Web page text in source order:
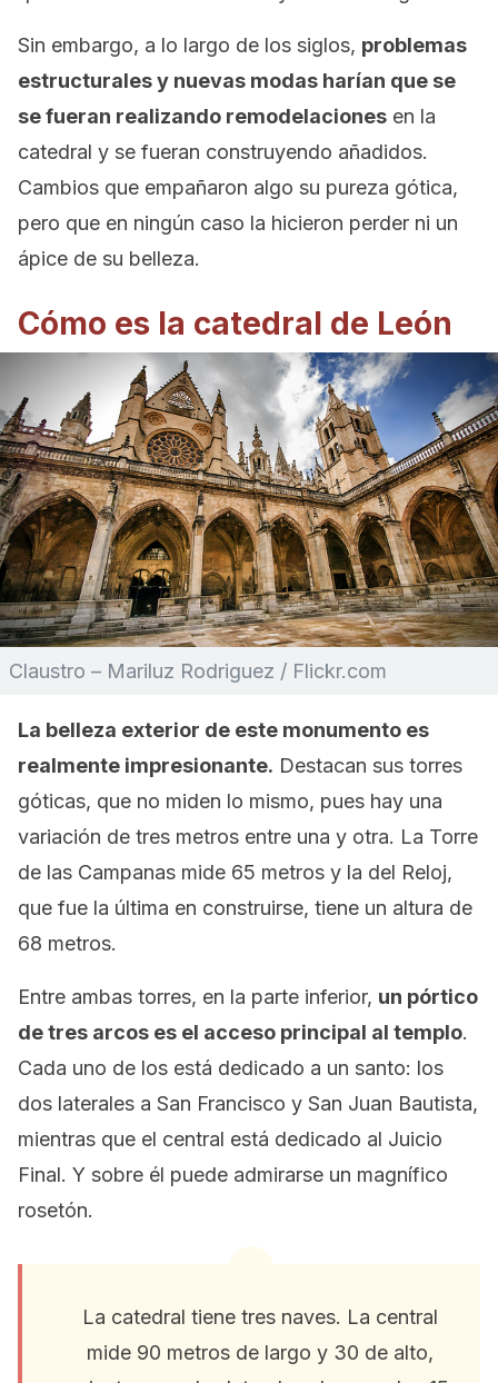
Sin embargo, a lo largo de los siglos, problemas
estructurales y nuevas modas harían que se
se fueran realizando remodelaciones en la
catedral y se fueran construyendo añadidos.
Cambios que empañaron algo su pureza gótica,
pero que en ningún caso la hicieron perder ni un
ápice de su belleza.
Cómo es la catedral de León
Claustro – Mariluz Rodriguez / Flickr.com
La belleza exterior de este monumento es
realmente impresionante. Destacan sus torres
góticas, que no miden lo mismo, pues hay una
variación de tres metros entre una y otra. La Torre
de las Campanas mide 65 metros y la del Reloj,
que fue la última en construirse, tiene un altura de
68 metros.
Entre ambas torres, en la parte inferior, un pórtico
de tres arcos es el acceso principal al templo.
Cada uno de los está dedicado a un santo: los
dos laterales a San Francisco y San Juan Bautista,
mientras que el central está dedicado al Juicio
Final. Y sobre él puede admirarse un magnífico
rosetón.
La catedral tiene tres naves. La central
mide 90 metros de largo y 30 de alto,